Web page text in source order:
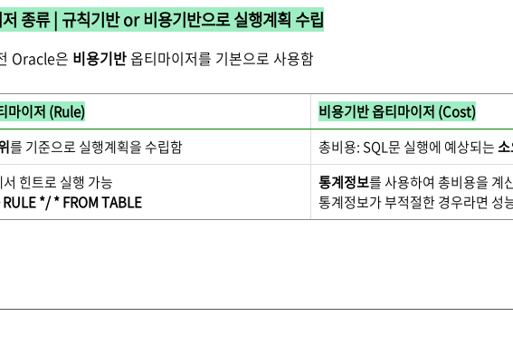
종류 | 규칙기반 or 비용기반으로 실행계획 수립
Oracle은 비용기반옵티마이저를 기본으로 사용함
마이저 (Rule)
비용기반 옵티마이저 (Cost)
를 기준으로 실행계획을 수립함 총비용: SQL문 실행에 예상되는
힌트로 실행 가능
*/ * FROM TABLE
통계정보를 사용하여 총비용을
통계정보가 부적절한 경우라면 성